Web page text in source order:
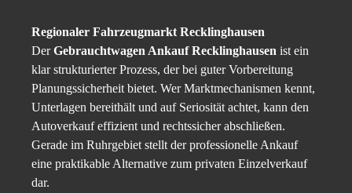
Regionaler Fahrzeugmarkt Recklinghausen
DerGebrauchtwagen Ankauf Recklinghausen ist ein
klar strukturierter Prozess, der bei guter Vorbereitung
Planungssicherheit bietet. Wer Marktmechanismen kennt,
Unterlagen bereithält und auf Seriosität achtet, kann den
Autoverkauf effizient und rechtssicher abschließen.
Gerade im Ruhrgebiet stellt der professionelle Ankauf
eine praktikable Alternative zum privaten Einzelverkauf
dar.